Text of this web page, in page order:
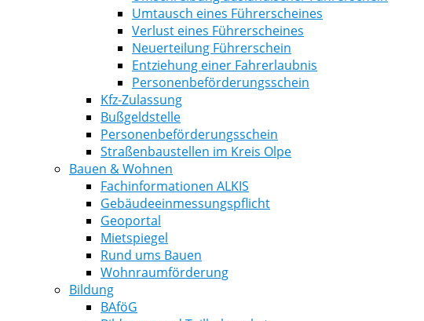
Umtausch eines Führerscheines
Verlust eines Führerscheines
Neuerteilung Führerschein
Entziehung einer Fahrerlaubnis
Personenbeförderungsschein
Kfz-Zulassung
Bußgeldstelle
Personenbeförderungsschein
Straßenbaustellen im Kreis Olpe
Bauen & Wohnen
Fachinformationen ALKIS
Gebäudeeinmessungspflicht
Geoportal
Mietspiegel
Rund ums Bauen
Wohnraumförderung
Bildung
BAföG